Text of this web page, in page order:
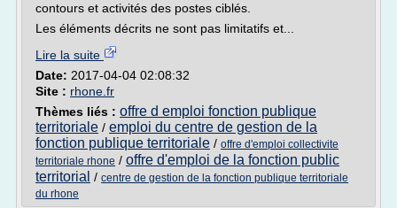
contours et activités des postes ciblés.
Les éléments décrits ne sont pas limitatifs et...
Lire la suite
Date: 2017-04-04 02:08:32
Site : rhone.fr
Thèmes liés : offre d emploi fonction publique
territoriale / emploi du centre de gestion de la
fonction publique territoriale / offre d'emploi collectivite
territoriale rhone / offre d'emploi de la fonction public
territorial / centre de gestion de la fonction publique territoriale
du rhone